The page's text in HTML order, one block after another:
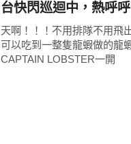
台快閃巡迴中，熱呼
好吃！
天啊！！！不用排隊不用飛
可以吃到一整隻龍蝦做的龍
CAPTAIN LOBSTER一開